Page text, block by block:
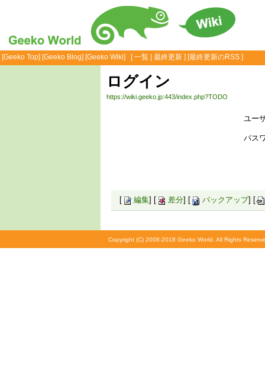
[Geeko Top] [Geeko Blog] [Geeko Wiki] [一覧 最終更新 ] [最終更新のRSS ]
ログイン
https://wiki.geeko.jp:443/index.php?TODO
ユー
パス
[ 編集] [ 差分] [ バックアップ] [
Copyright (C) 2008-2018 Geeko World. All Rights